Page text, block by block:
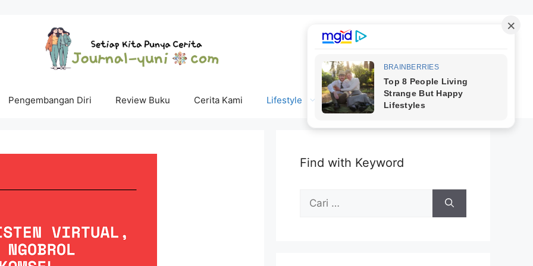
Pengembangan Diri Review Buku Cerita Kami Lifestyle
Find with Keyword
Cari